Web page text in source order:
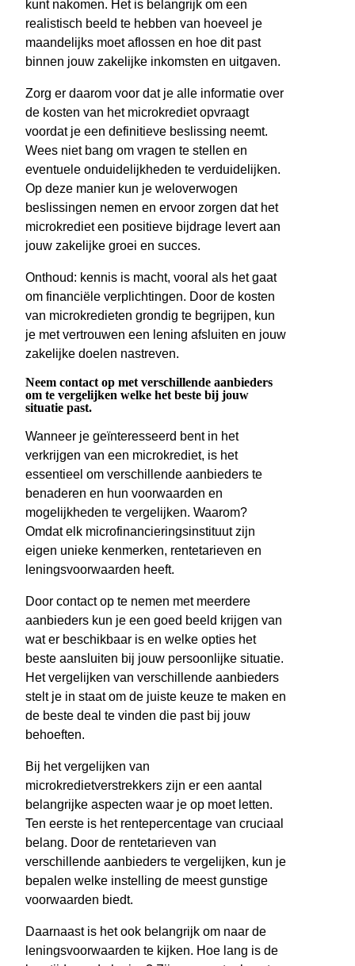
kunt nakomen. Het is belangrijk om een
realistisch beeld te hebben van hoeveel je
maandelijks moet aflossen en hoe dit past
binnen jouw zakelijke inkomsten en uitgaven.
Zorg er daarom voor dat je alle informatie over
de kosten van het microkrediet opvraagt
voordat je een definitieve beslissing neemt.
Wees niet bang om vragen te stellen en
eventuele onduidelijkheden te verduidelijken.
Op deze manier kun je weloverwogen
beslissingen nemen en ervoor zorgen dat het
microkrediet een positieve bijdrage levert aan
jouw zakelijke groei en succes.
Onthoud: kennis is macht, vooral als het gaat
om financiële verplichtingen. Door de kosten
van microkredieten grondig te begrijpen, kun
je met vertrouwen een lening afsluiten en jouw
zakelijke doelen nastreven.
Neem contact op met verschillende aanbieders
om te vergelijken welke het beste bij jouw
situatie past.
Wanneer je geïnteresseerd bent in het
verkrijgen van een microkrediet, is het
essentieel om verschillende aanbieders te
benaderen en hun voorwaarden en
mogelijkheden te vergelijken. Waarom?
Omdat elk microfinancieringsinstituut zijn
eigen unieke kenmerken, rentetarieven en
leningsvoorwaarden heeft.
Door contact op te nemen met meerdere
aanbieders kun je een goed beeld krijgen van
wat er beschikbaar is en welke opties het
beste aansluiten bij jouw persoonlijke situatie.
Het vergelijken van verschillende aanbieders
stelt je in staat om de juiste keuze te maken en
de beste deal te vinden die past bij jouw
behoeften.
Bij het vergelijken van
microkredietverstrekkers zijn er een aantal
belangrijke aspecten waar je op moet letten.
Ten eerste is het rentepercentage van cruciaal
belang. Door de rentetarieven van
verschillende aanbieders te vergelijken, kun je
bepalen welke instelling de meest gunstige
voorwaarden biedt.
Daarnaast is het ook belangrijk om naar de
leningsvoorwaarden te kijken. Hoe lang is de